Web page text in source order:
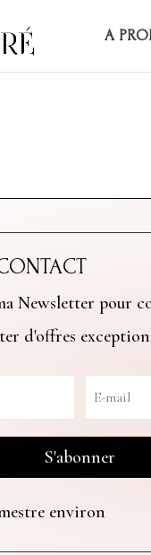
A
Newsletter pour
d'offres
S'abonner
environ